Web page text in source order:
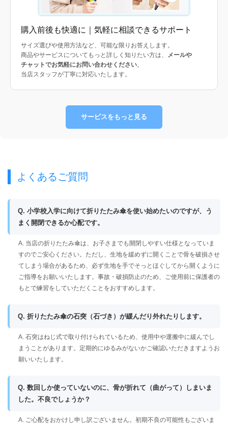
購入前後も快適に｜気軽に相談できるサポート
サイズ選びや使用方法など、可能な限りお答えします。
商品やサービスについてもっと詳しく知りたい方は、
メールや
チャットでお気軽にお問い合わせください。
当店スタッフが丁寧に対応いたします。
サービスをもっと見る
よくあるご質問
Q. 小学校入学に向けて折りたたみ傘を使い始めたいのですが、う
まく開閉できるか心配です。
A. 当店の折りたたみ傘は、お子さまでも開閉しやすい仕様となっていま
すのでご安心ください。ただし、生地を緩めずに開くことで骨を破損させ
てしまう場合があるため、必ず生地を手でそっとほぐしてから開くように
ご指導をお願いいたします。事故・破損防止のため、ご使用前に保護者の
もとで練習をしていただくことをおすすめします。
Q. 折りたたみ傘の石突（石づき）が緩んだり外れたりします。
A. 石突はねじ式で取り付けられているため、使用中や運搬中に緩んでし
まうことがあります。定期的にゆるみがないかご確認いただきますようお
願いいたします。
Q. 数回しか使っていないのに、骨が折れて（曲がって）しまいま
した。不良でしょうか？
A. ご心配をおかけし申し訳ございません。初期不良の可能性もございま